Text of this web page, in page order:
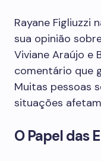
Rayane Figliuzzi
sua opinião
Viviane Araújo e
comentário que
Muitas pessoas
situações
O Papel das